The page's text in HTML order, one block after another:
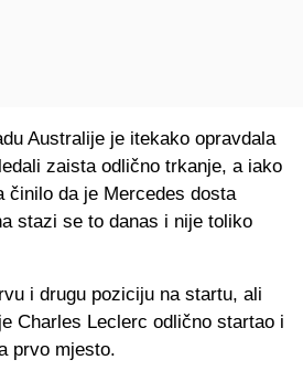
Australije je itekako opravdala
zaista odlično trkanje, a iako
činilo da je Mercedes dosta
stazi se to danas i nije toliko
i drugu poziciju na startu, ali
Charles Leclerc odlično startao i
prvo mjesto.